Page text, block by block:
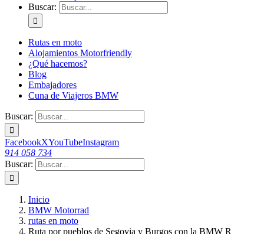
Buscar:
Rutas en moto
Alojamientos Motorfriendly
¿Qué hacemos?
Blog
Embajadores
Cuna de Viajeros BMW
Buscar:
FacebookXYouTubeInstagram
914 058 734
Buscar:
Inicio
BMW Motorrad
rutas en moto
Ruta por pueblos de Segovia y Burgos con la BMW R